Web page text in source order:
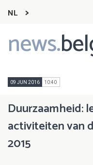
NL
news.
Main
navigation
09 JUN 2016 10:40
Duurzaamheid:
activiteiten van
2015